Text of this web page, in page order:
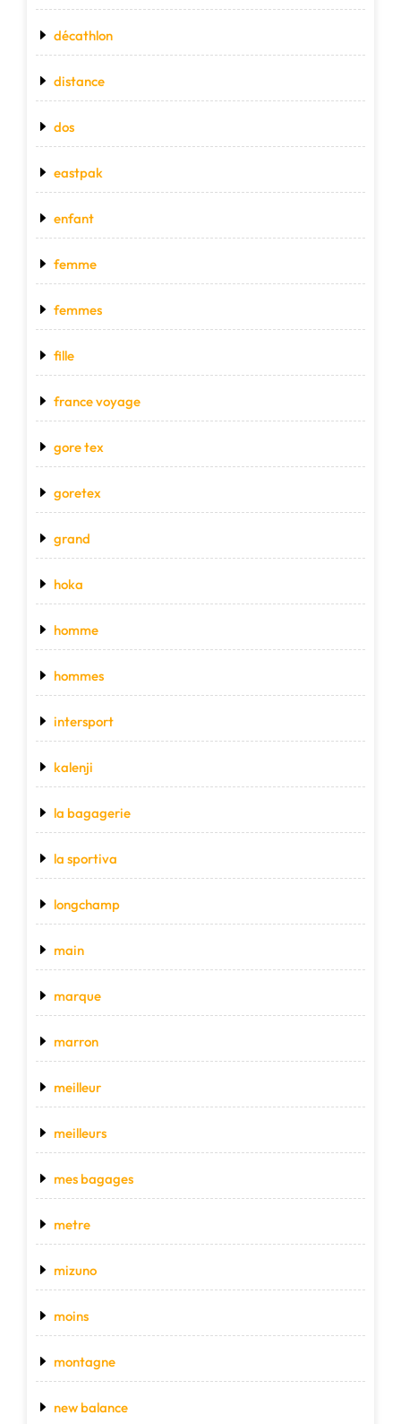
décathlon
distance
dos
eastpak
enfant
femme
femmes
fille
france voyage
gore tex
goretex
grand
hoka
homme
hommes
intersport
kalenji
la bagagerie
la sportiva
longchamp
main
marque
marron
meilleur
meilleurs
mes bagages
metre
mizuno
moins
montagne
new balance